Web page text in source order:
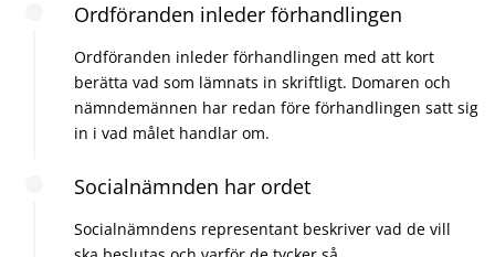
Ordföranden inleder förhandlingen
Ordföranden inleder förhandlingen med att kort
berätta vad som lämnats in skriftligt. Domaren och
nämndemännen har redan före förhandlingen satt sig
in i vad målet handlar om.
Socialnämnden har ordet
Socialnämndens representant beskriver vad de vill